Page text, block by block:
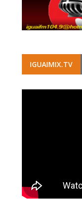
IGUAIMIX.TV